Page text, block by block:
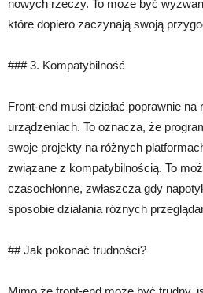
nowych rzeczy. To może być
które dopiero zaczynają swoją
### 3. Kompatybilność
Front-end musi działać poprawnie
urządzeniach. To oznacza, że
swoje projekty na różnych
związane z kompatybilnością. To
czasochłonne, zwłaszcza gdy
sposobie działania różnych
## Jak pokonać trudności?